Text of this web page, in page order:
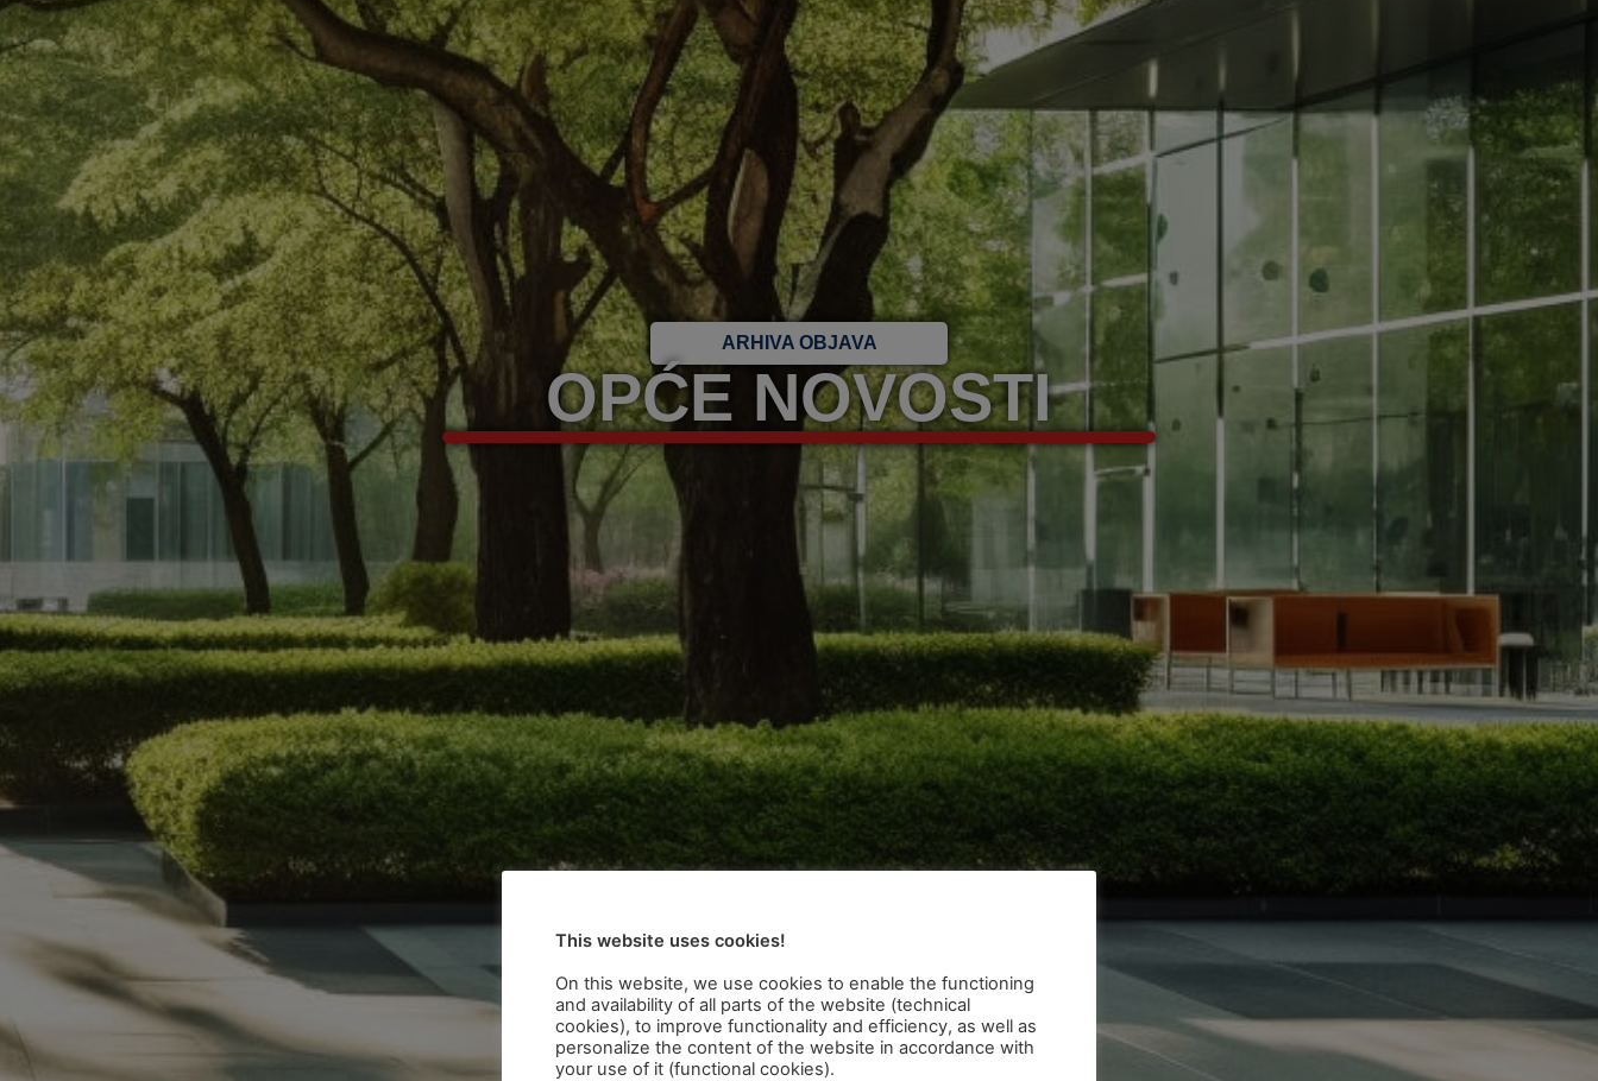
ARHIVA OBJAVA
OPĆE NOVOSTI
This website uses cookies!
On this website, we use cookies to enable the functioning
and availability of all parts of the website (technical
cookies), to improve functionality and efficiency, as well as
personalize the content of the website in accordance with
your use of it (functional cookies).